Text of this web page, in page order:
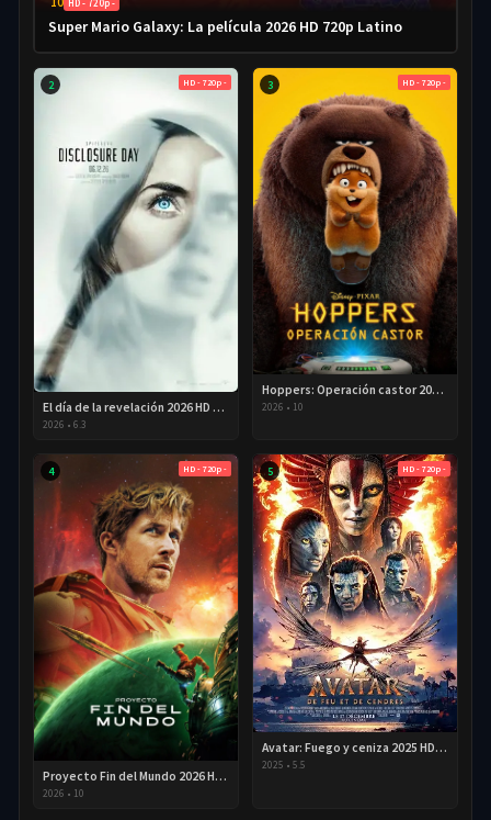
HD - 720p -
Super Mario Galaxy: La película 2026 HD 720p Latino
2 HD - 720p -
El día de la revelación 2026 HD 720P Latino
2026 • 6.3
3 HD - 720p -
Hoppers: Operación castor 2026 HD 720p Latino
2026 • 10
4 HD - 720p -
Proyecto Fin del Mundo 2026 HD 720p Latino
2026 • 10
5 HD - 720p -
Avatar: Fuego y ceniza 2025 HD 720p Latino
2025 • 5.5